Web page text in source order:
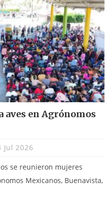
aves en Agrónomos
Jul 2026
se reunieron mujeres
Mexicanos, Buenavista,